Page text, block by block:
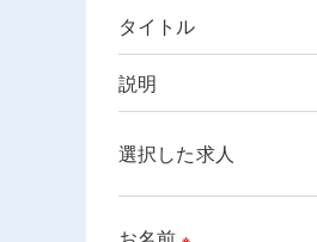
これらの委託先に
＜個人情報の安全管
当社では、個人情
＜個人情報を与え
必要な情報を頂け
タイトル
説明
選択した求人